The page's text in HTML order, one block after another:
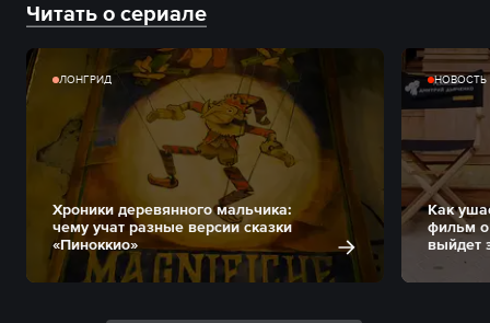
Читать о сериале
ЛОНГРИД
Хроники деревянного мальчика:
чему учат разные версии сказки
«Пиноккио»
НОВОСТЬ
Как
фильм
выйдет